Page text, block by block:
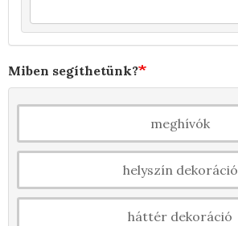
Miben segíthetünk?
meghívók
helyszín dekoráció
háttér dekoráció